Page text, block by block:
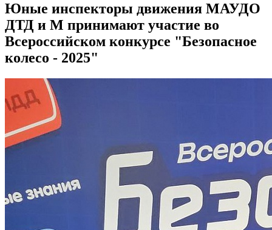
Юные инспекторы движения МАУДО
ДТД и М принимают участие во
Всероссийском конкурсе "Безопасное
колесо - 2025"